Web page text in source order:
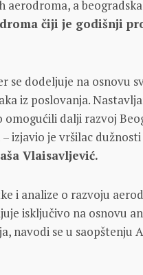
aerodroma, a
čiji je godišnji
se dodeljuje na osnovu
iz poslovanja.
dalji razvoj
izjavio je vršilac
Vlaisavljević.
i analize o razvoju
isključivo na osnovu
navodi se u saopštenju